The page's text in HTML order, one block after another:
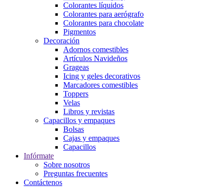
Colorantes líquidos
Colorantes para aerógrafo
Colorantes para chocolate
Pigmentos
Decoración
Adornos comestibles
Artículos Navideños
Grageas
Icing y geles decorativos
Marcadores comestibles
Toppers
Velas
Libros y revistas
Capacillos y empaques
Bolsas
Cajas y empaques
Capacillos
Infórmate
Sobre nosotros
Preguntas frecuentes
Contáctenos